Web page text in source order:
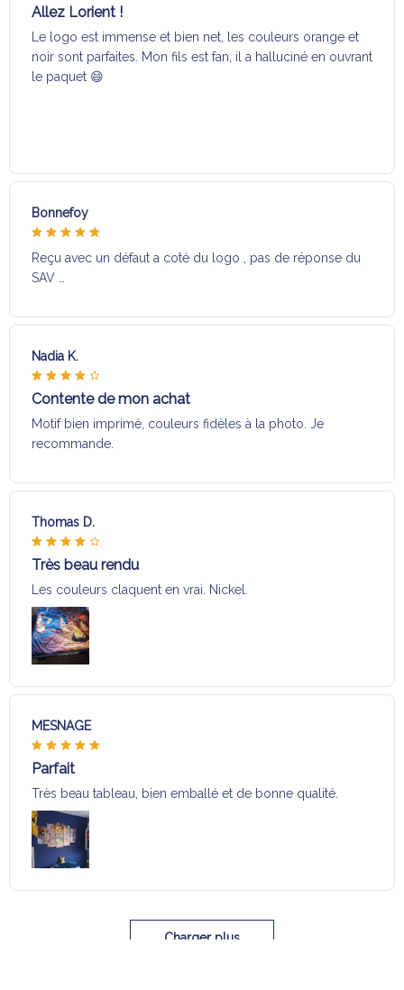
Allez Lorient !
Le logo est immense et bien net, les couleurs orange et
noir sont parfaites. Mon fils est fan, il a halluciné en ouvrant
le paquet 😄
Bonnefoy
Reçu avec un défaut a coté du logo , pas de réponse du
SAV …
Nadia K.
Contente de mon achat
Motif bien imprimé, couleurs fidèles à la photo. Je
recommande.
Thomas D.
Très beau rendu
Les couleurs claquent en vrai. Nickel.
MESNAGE
Parfait
Très beau tableau, bien emballé et de bonne qualité.
Charger plus